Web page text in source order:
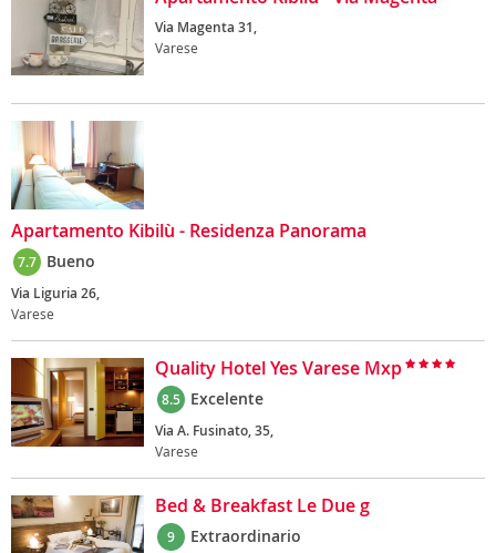
Via Magenta 31,
Varese
Apartamento Kibilù - Residenza Panorama
7.7 Bueno
Via Liguria 26,
Varese
Quality Hotel Yes Varese Mxp
8.5 Excelente
Via A. Fusinato, 35,
Varese
Bed & Breakfast Le Due g
9 Extraordinario